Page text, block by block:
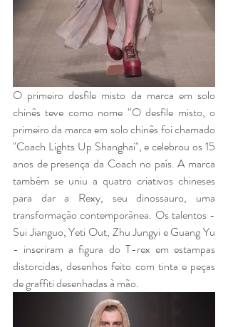
O primeiro desfile misto da marca em solo
chinês teve como nome “O desfile misto, o
primeiro da marca em solo chinês foi chamado
"Coach Lights Up Shanghai", e celebrou os 15
anos de presença da Coach no país. A marca
também se uniu a quatro criativos chineses
para dar a Rexy, seu dinossauro, uma
transformação contemporânea. Os talentos -
Sui Jianguo, Yeti Out, Zhu Jungyi e Guang Yu
- inseriram a figura do T-rex em estampas
distorcidas, desenhos feito com tinta e peças
de graffiti desenhadas à mão.